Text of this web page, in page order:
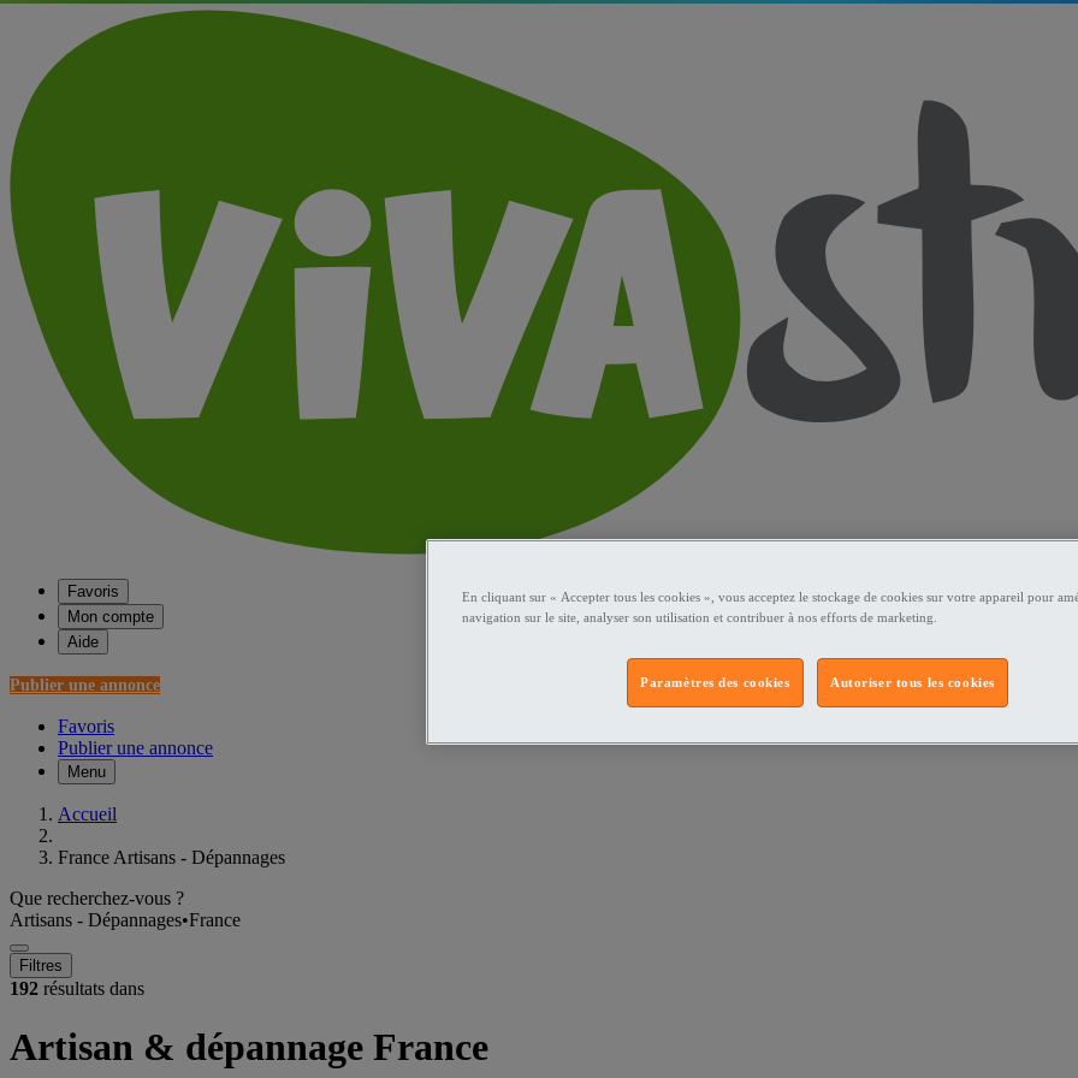
Favoris
Mon compte
Aide
Publier une annonce
Favoris
Publier une annonce
Menu
Accueil
France Artisans - Dépannages
Que recherchez-vous ?
Artisans - Dépannages•France
Filtres
192 résultats dans
Artisan & dépannage France
En cliquant sur « Accepter tous les cookies », vous acceptez le stockage de cookies sur votre appareil pour
navigation sur le site, analyser son utilisation et contribuer à nos efforts de marketing.
Autoriser tous les cookies
Paramètres des cookies